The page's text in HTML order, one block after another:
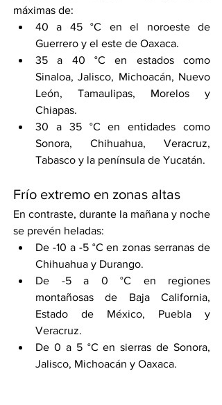
máximas de:
40 a 45 °C en el noroeste de
Guerrero y el este de Oaxaca.
35 a 40 °C en estados como
Sinaloa, Jalisco, Michoacán, Nuevo
León, Tamaulipas, Morelos y
Chiapas.
30 a 35 °C en entidades como
Sonora, Chihuahua, Veracruz,
Tabasco y la península de Yucatán.
Frío extremo en zonas altas
En contraste, durante la mañana y noche
se prevén heladas:
De -10 a -5 °C en zonas serranas de
Chihuahua y Durango.
De -5 a 0 °C en regiones
montañosas de Baja California,
Estado de México, Puebla y
Veracruz.
De 0 a 5 °C en sierras de Sonora,
Jalisco, Michoacán y Oaxaca.